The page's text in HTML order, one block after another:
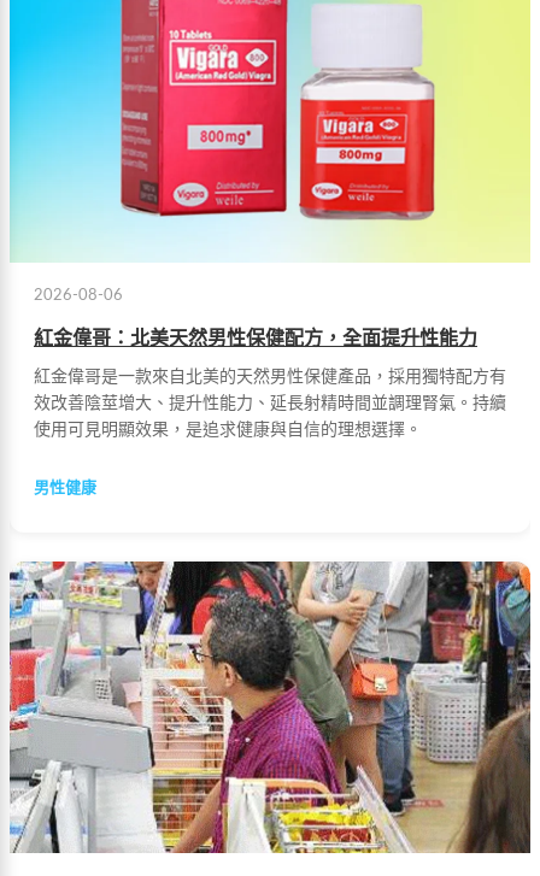
2026-08-06
紅金偉哥：北美天然男性保健配方，全面提升性能力
紅金偉哥是一款來自北美的天然男性保健產品，採用獨特配方有
效改善陰莖增大、提升性能力、延長射精時間並調理腎氣。持續
使用可見明顯效果，是追求健康與自信的理想選擇。
男性健康